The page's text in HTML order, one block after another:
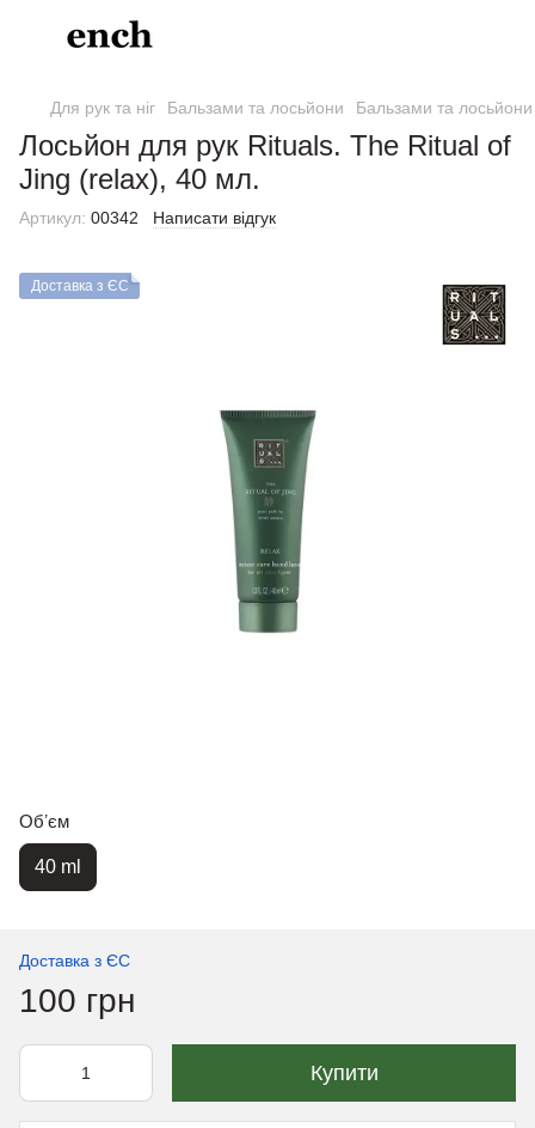
Для рук та ніг Бальзами та лосьйони Бальзами та
Лосьйон для рук Rituals. The Ritual of
Jing (relax), 40 мл.
Артикул: 00342 Написати відгук
Доставка з ЄС
Обʼєм
40 ml
Доставка з ЄС
100 грн
Купити